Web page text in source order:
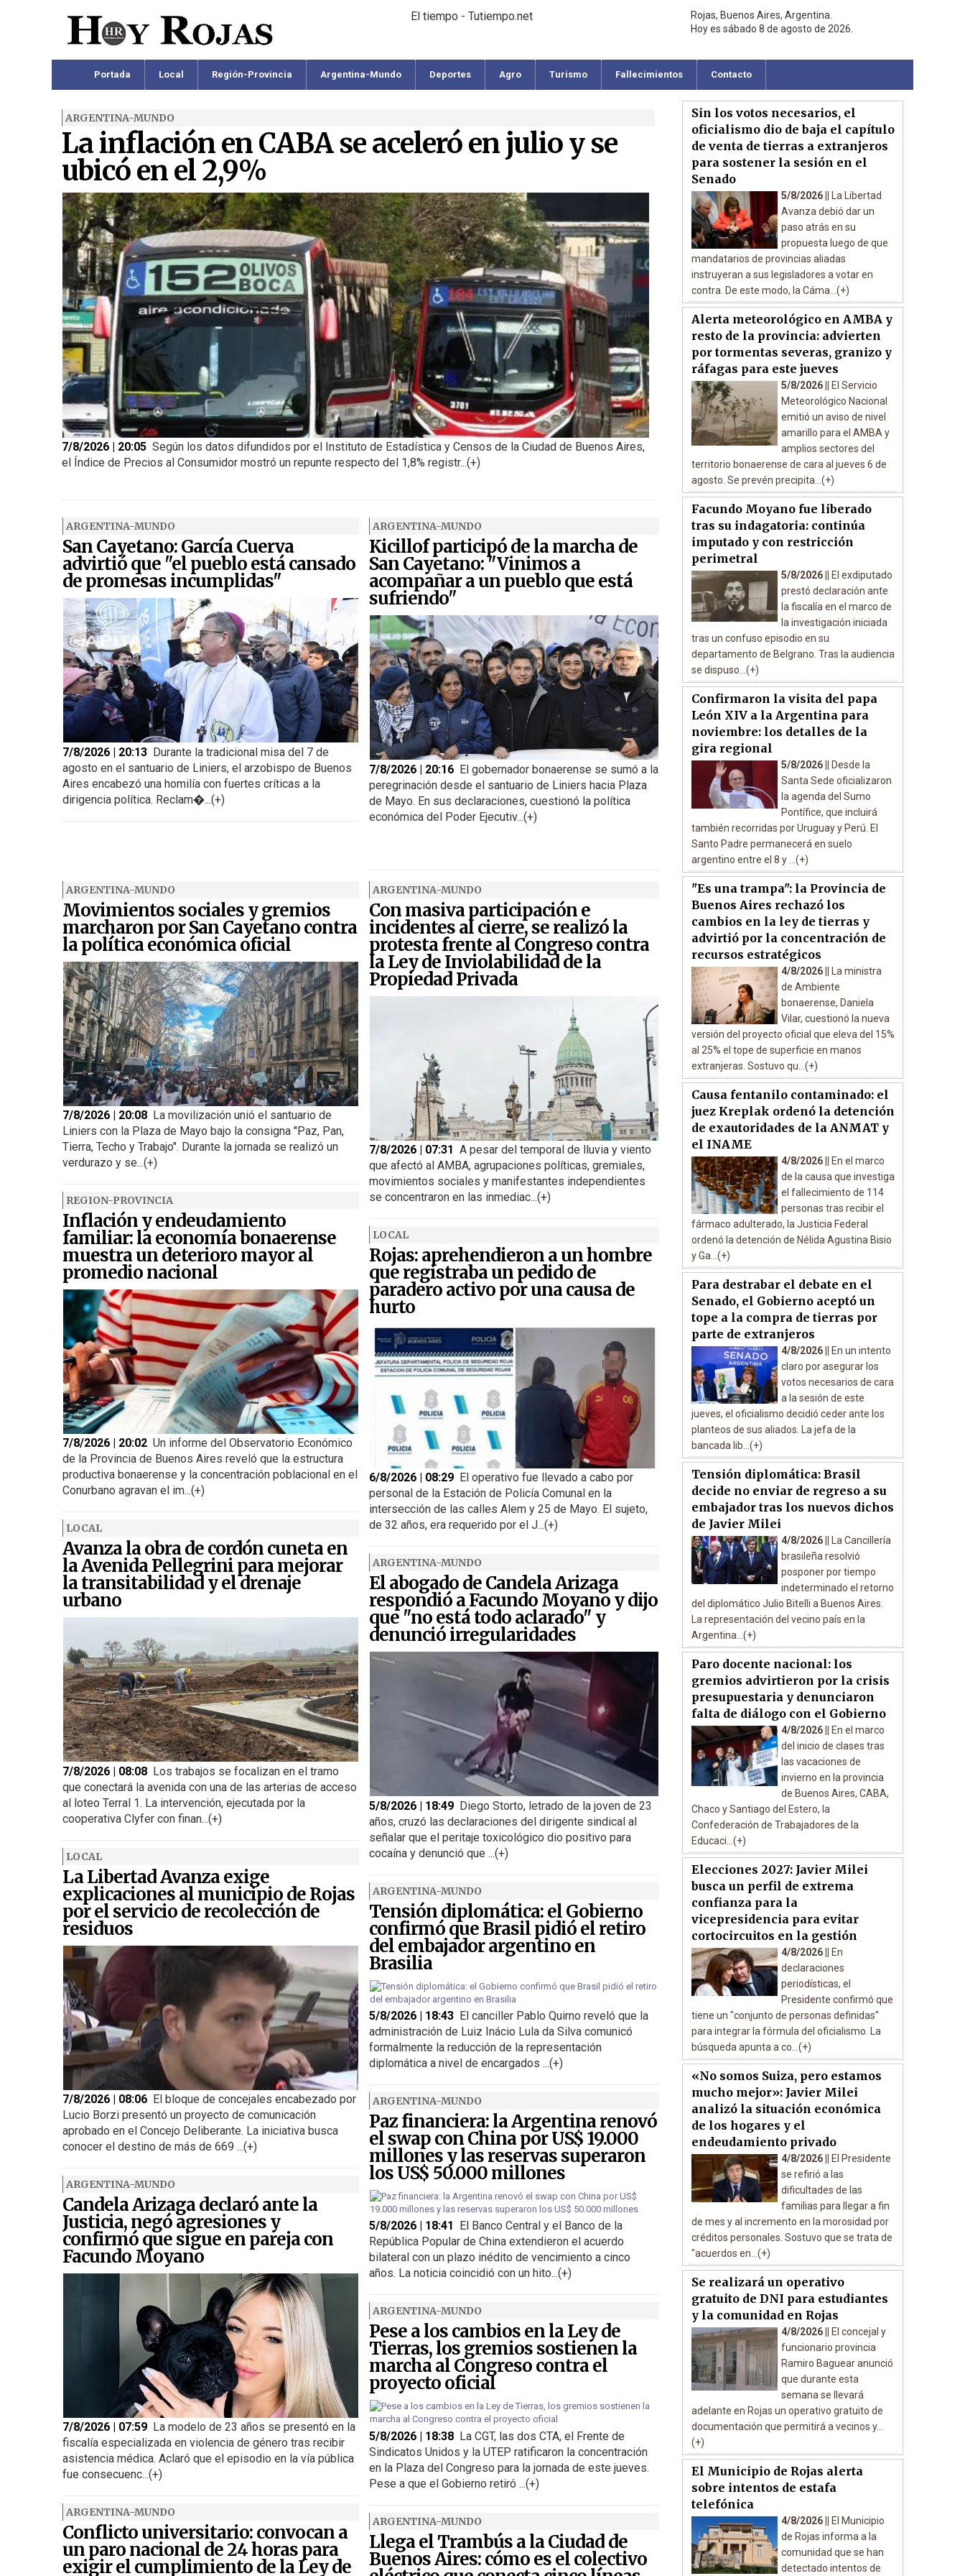
El tiempo - Tutiempo.net
Rojas, Buenos Aires, Argentina.
Hoy es sábado 8 de agosto de 2026.
Portada Local Región-Provincia Argentina-Mundo Deportes Agro Turismo Fallecimientos Contacto
ARGENTINA-MUNDO
La inflación en CABA se aceleró en julio y se
ubicó en el 2,9%
7/8/2026 | 20:05 Según los datos difundidos por el Instituto de Estadística y Censos de la Ciudad de Buenos Aires,
el Índice de Precios al Consumidor mostró un repunte respecto del 1,8% registr...(+)
ARGENTINA-MUNDO
San Cayetano: García Cuerva
advirtió que "el pueblo está cansado
de promesas incumplidas"
7/8/2026 | 20:13 Durante la tradicional misa del 7 de
agosto en el santuario de Liniers, el arzobispo de Buenos
Aires encabezó una homilía con fuertes críticas a la
dirigencia política. Reclam�...(+)
ARGENTINA-MUNDO
Kicillof participó de la marcha de
San Cayetano: "Vinimos a
acompañar a un pueblo que está
sufriendo"
7/8/2026 | 20:16 El gobernador bonaerense se sumó a la
peregrinación desde el santuario de Liniers hacia Plaza
de Mayo. En sus declaraciones, cuestionó la política
económica del Poder Ejecutiv...(+)
ARGENTINA-MUNDO
Movimientos sociales y gremios
marcharon por San Cayetano contra
la política económica oficial
7/8/2026 | 20:08 La movilización unió el santuario de
Liniers con la Plaza de Mayo bajo la consigna "Paz, Pan,
Tierra, Techo y Trabajo". Durante la jornada se realizó un
verdurazo y se...(+)
REGION-PROVINCIA
Inflación y endeudamiento
familiar: la economía bonaerense
muestra un deterioro mayor al
promedio nacional
7/8/2026 | 20:02 Un informe del Observatorio Económico
de la Provincia de Buenos Aires reveló que la estructura
productiva bonaerense y la concentración poblacional en el
Conurbano agravan el im...(+)
LOCAL
Avanza la obra de cordón cuneta en
la Avenida Pellegrini para mejorar
la transitabilidad y el drenaje
urbano
7/8/2026 | 08:08 Los trabajos se focalizan en el tramo
que conectará la avenida con una de las arterias de acceso
al loteo Terral 1. La intervención, ejecutada por la
cooperativa Clyfer con finan...(+)
LOCAL
La Libertad Avanza exige
explicaciones al municipio de Rojas
por el servicio de recolección de
residuos
7/8/2026 | 08:06 El bloque de concejales encabezado por
Lucio Borzi presentó un proyecto de comunicación
aprobado en el Concejo Deliberante. La iniciativa busca
conocer el destino de más de 669 ...(+)
ARGENTINA-MUNDO
Candela Arizaga declaró ante la
Justicia, negó agresiones y
confirmó que sigue en pareja con
Facundo Moyano
7/8/2026 | 07:59 La modelo de 23 años se presentó en la
fiscalía especializada en violencia de género tras recibir
asistencia médica. Aclaró que el episodio en la vía pública
fue consecuenc...(+)
ARGENTINA-MUNDO
Conflicto universitario: convocan a
un paro nacional de 24 horas para
exigir el cumplimiento de la Ley de
ARGENTINA-MUNDO
Con masiva participación e
incidentes al cierre, se realizó la
protesta frente al Congreso contra
la Ley de Inviolabilidad de la
Propiedad Privada
7/8/2026 | 07:31 A pesar del temporal de lluvia y viento
que afectó al AMBA, agrupaciones políticas, gremiales,
movimientos sociales y manifestantes independientes
se concentraron en las inmediac...(+)
LOCAL
Rojas: aprehendieron a un hombre
que registraba un pedido de
paradero activo por una causa de
hurto
6/8/2026 | 08:29 El operativo fue llevado a cabo por
personal de la Estación de Policía Comunal en la
intersección de las calles Alem y 25 de Mayo. El sujeto,
de 32 años, era requerido por el J...(+)
ARGENTINA-MUNDO
El abogado de Candela Arizaga
respondió a Facundo Moyano y dijo
que "no está todo aclarado" y
denunció irregularidades
5/8/2026 | 18:49 Diego Storto, letrado de la joven de 23
años, cruzó las declaraciones del dirigente sindical al
señalar que el peritaje toxicológico dio positivo para
cocaína y denunció que ...(+)
ARGENTINA-MUNDO
Tensión diplomática: el Gobierno
confirmó que Brasil pidió el retiro
del embajador argentino en
Brasilia
5/8/2026 | 18:43 El canciller Pablo Quirno reveló que la
administración de Luiz Inácio Lula da Silva comunicó
formalmente la reducción de la representación
diplomática a nivel de encargados ...(+)
ARGENTINA-MUNDO
Paz financiera: la Argentina renovó
el swap con China por US$ 19.000
millones y las reservas superaron
los US$ 50.000 millones
5/8/2026 | 18:41
El Banco Central y el Banco de la
República Popular de China extendieron el acuerdo
bilateral con un plazo inédito de vencimiento a cinco
años. La noticia coincidió con un hito...(+)
ARGENTINA-MUNDO
Pese a los cambios en la Ley de
Tierras, los gremios sostienen la
marcha al Congreso contra el
proyecto oficial
5/8/2026 | 18:38 La CGT, las dos CTA, el Frente de
Sindicatos Unidos y la UTEP ratificaron la concentración
en la Plaza del Congreso para la jornada de este jueves.
Pese a que el Gobierno retiró ...(+)
ARGENTINA-MUNDO
Llega el Trambús a la Ciudad de
Buenos Aires: cómo es el colectivo
Sin los votos necesarios, el
oficialismo dio de baja el capítulo
de venta de tierras a extranjeros
para sostener la sesión en el
Senado
5/8/2026 ||
La Libertad
Avanza debió dar un
paso atrás en su
propuesta luego de que
mandatarios de provincias aliadas
instruyeran a sus legisladores a votar en
contra. De este modo, la Cáma...(+)
Alerta meteorológico en AMBA y
resto de la provincia: advierten
por tormentas severas, granizo y
ráfagas para este jueves
5/8/2026 ||
El Servicio
Meteorológico Nacional
emitió un aviso de nivel
amarillo para el AMBA y
amplios sectores del
territorio bonaerense de cara al jueves 6 de
agosto. Se prevén precipita...(+)
Facundo Moyano fue liberado
tras su indagatoria: continúa
imputado y con restricción
perimetral
5/8/2026 ||
El exdiputado
prestó declaración ante
la fiscalía en el marco de
la investigación iniciada
tras un confuso episodio en su
departamento de Belgrano. Tras la audiencia
se dispuso...(+)
Confirmaron la visita del papa
León XIV a la Argentina para
noviembre: los detalles de la
gira regional
5/8/2026 ||
Desde la
Santa Sede oficializaron
la agenda del Sumo
Pontífice, que incluirá
también recorridas por Uruguay y Perú. El
Santo Padre permanecerá en suelo
argentino entre el 8 y ...(+)
"Es una trampa": la Provincia de
Buenos Aires rechazó los
cambios en la ley de tierras y
advirtió por la concentración de
recursos estratégicos
4/8/2026 ||
La ministra
de Ambiente
bonaerense, Daniela
Vilar, cuestionó la nueva
versión del proyecto oficial que eleva del 15%
al 25% el tope de superficie en manos
extranjeras. Sostuvo qu...(+)
Causa fentanilo contaminado: el
juez Kreplak ordenó la detención
de exautoridades de la ANMAT y
el INAME
4/8/2026 ||
En el marco
de la causa que investiga
el fallecimiento de 114
personas tras recibir el
fármaco adulterado, la Justicia Federal
ordenó la detención de Nélida Agustina Bisio
y Ga...(+)
Para destrabar el debate en el
Senado, el Gobierno aceptó un
tope a la compra de tierras por
parte de extranjeros
4/8/2026 ||
En un intento
claro por asegurar los
votos necesarios de cara
a la sesión de este
jueves, el oficialismo decidió ceder ante los
planteos de sus aliados. La jefa de la
bancada lib...(+)
Tensión diplomática: Brasil
decide no enviar de regreso a su
embajador tras los nuevos dichos
de Javier Milei
4/8/2026 ||
La Cancillería
brasileña resolvió
posponer por tiempo
indeterminado el retorno
del diplomático Julio Bitelli a Buenos Aires.
La representación del vecino país en la
Argentina...(+)
Paro docente nacional: los
gremios advirtieron por la crisis
presupuestaria y denunciaron
falta de diálogo con el Gobierno
4/8/2026 ||
En el marco
del inicio de clases tras
las vacaciones de
invierno en la provincia
de Buenos Aires, CABA,
Chaco y Santiago del Estero, la
Confederación de Trabajadores de la
Educaci...(+)
Elecciones 2027: Javier Milei
busca un perfil de extrema
confianza para la
vicepresidencia para evitar
cortocircuitos en la gestión
4/8/2026 ||
En
declaraciones
periodísticas, el
Presidente confirmó que
tiene un "conjunto de personas definidas"
para integrar la fórmula del oficialismo. La
búsqueda apunta a co...(+)
«No somos Suiza, pero estamos
mucho mejor»: Javier Milei
analizó la situación económica
de los hogares y el
endeudamiento privado
4/8/2026 ||
El Presidente
se refirió a las
dificultades de las
familias para llegar a fin
de mes y al incremento en la morosidad por
créditos personales. Sostuvo que se trata de
"acuerdos en...(+)
Se realizará un operativo
gratuito de DNI para estudiantes
y la comunidad en Rojas
4/8/2026 ||
El concejal y
funcionario provincia
Ramiro Baguear anunció
que durante esta
semana se llevará
adelante en Rojas un operativo gratuito de
documentación que permitirá a vecinos y...
(+)
El Municipio de Rojas alerta
sobre intentos de estafa
telefónica
4/8/2026 ||
El Municipio
de Rojas informa a la
comunidad que se han
detectado intentos de